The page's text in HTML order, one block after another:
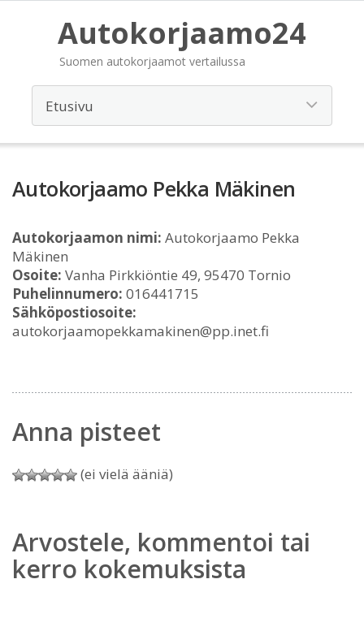
Autokorjaamo24
Suomen autokorjaamot vertailussa
Autokorjaamo Pekka Mäkinen
Autokorjaamon nimi: Autokorjaamo Pekka
Mäkinen
Osoite: Vanha Pirkkiöntie 49, 95470 Tornio
Puhelinnumero: 016441715
Sähköpostiosoite:
autokorjaamopekkamakinen@pp.inet.fi
Anna pisteet
(ei vielä ääniä)
Arvostele, kommentoi tai
kerro kokemuksista